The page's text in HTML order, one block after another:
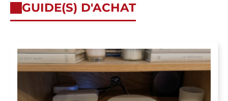
GUIDE(S) D'ACHAT